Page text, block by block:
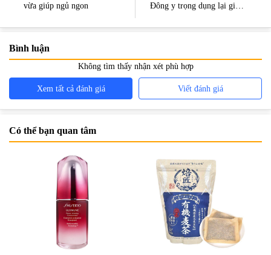
vừa giúp ngủ ngon
Đông y trọng dụng lại giúp
ăn ngon
Bình luận
Không tìm thấy nhận xét phù hợp
Xem tất cả đánh giá Viết đánh giá
Có thể bạn quan tâm